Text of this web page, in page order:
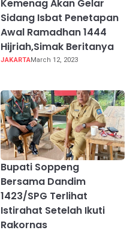
Kemenag Akan Gelar
Sidang Isbat Penetapan
Awal Ramadhan 1444
Hijriah,Simak Beritanya
JAKARTAMarch 12, 2023
Bupati Soppeng
Bersama Dandim
1423/SPG Terlihat
Istirahat Setelah Ikuti
Rakornas